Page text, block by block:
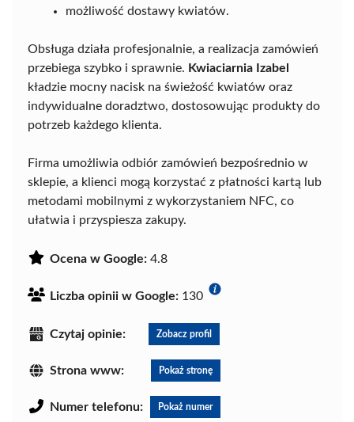
możliwość dostawy kwiatów.
Obsługa działa profesjonalnie, a realizacja zamówień
przebiega szybko i sprawnie. Kwiaciarnia Izabel
kładzie mocny nacisk na świeżość kwiatów oraz
indywidualne doradztwo, dostosowując produkty do
potrzeb każdego klienta.
Firma umożliwia odbiór zamówień bezpośrednio w
sklepie, a klienci mogą korzystać z płatności kartą lub
metodami mobilnymi z wykorzystaniem NFC, co
ułatwia i przyspiesza zakupy.
Ocena w Google: 4.8
Liczba opinii w Google: 130
Czytaj opinie: Zobacz profil
Strona www: Pokaż stronę
Numer telefonu: Pokaż numer